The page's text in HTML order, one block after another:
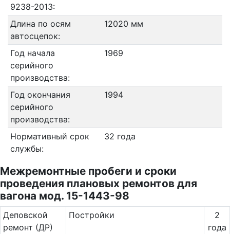
9238-2013:
Длина по осям
автосцепок:
12020 мм
Год начала
серийного
производства:
1969
Год окончания
серийного
производства:
1994
Нормативный срок
службы:
32 года
Межремонтные пробеги и сроки
проведения плановых ремонтов для
вагона мод. 15-1443-98
Де­повс­кой
ремонт (ДР)
Постройки
2
года